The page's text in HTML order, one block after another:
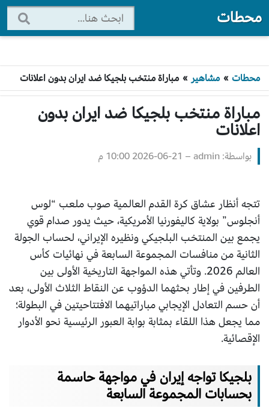
محطات
محطات » مشاهير » مباراة منتخب بلجيكا ضد ايران بدون اعلانات
مباراة منتخب بلجيكا ضد ايران بدون
اعلانات
بواسطة: admin – 2026-06-21 10:00 م
تتجه أنظار عشاق كرة القدم العالمية صوب ملعب “لوس
أنجلوس” بولاية كاليفورنيا الأمريكية، حيث يدور صدام قوي
يجمع بين المنتخب البلجيكي ونظيره الإيراني، لحساب الجولة
الثانية من منافسات المجموعة السابعة في نهائيات كأس
العالم 2026. وتأتي هذه المواجهة التاريخية الأولى بين
الطرفين في إطار بحثهما الدؤوب عن النقاط الثلاث الأولى، بعد
أن حسم التعادل الإيجابي مباراتيهما الافتتاحيتين في البطولة؛
مما يجعل هذا اللقاء بمثابة بوابة العبور الرئيسية نحو الأدوار
الإقصائية.
بلجيكا تواجه إيران في مواجهة حاسمة
بحسابات المجموعة السابعة